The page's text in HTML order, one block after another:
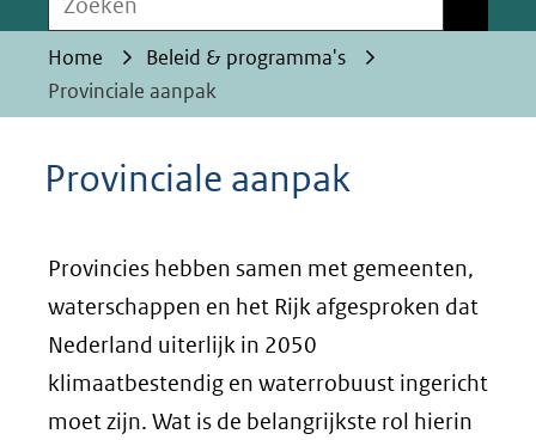
geweigerd.
Home
Beleid & programma's
Provinciale aanpak
Provinciale aanpak
Provincies hebben samen met gemeenten,
waterschappen en het Rijk afgesproken dat
Nederland uiterlijk in 2050
klimaatbestendig en waterrobuust ingericht
moet zijn. Wat is de belangrijkste rol hierin